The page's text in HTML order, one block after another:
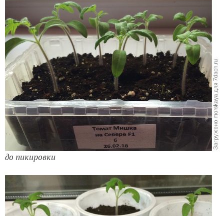
до пикировки